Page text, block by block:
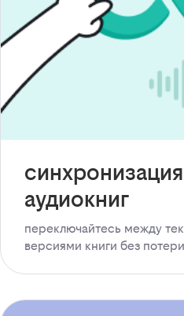
аудиокниг
переключайтесь между
версиями книги без